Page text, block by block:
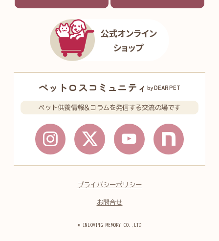
プライバシーポリシー
お問合せ
ペットロスコミュニティbyDEARPET
ペット供養情報＆コラムを発信する交流の場です
© INLOVING MEMORY CO.,LTD